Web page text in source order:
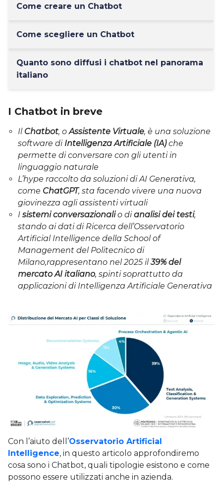
Come creare un Chatbot
Come scegliere un Chatbot
Quanto sono diffusi i chatbot nel panorama
italiano
I Chatbot in breve
Il Chatbot, oAssistente Virtuale, è una soluzione
software di Intelligenza Artificiale (IA)che
permette di conversare con gli utenti in
linguaggio naturale
L’hype raccolto da soluzioni di AI Generativa,
come ChatGPT, sta facendo vivere una nuova
giovinezza agli assistenti virtuali
I sistemi conversazionalio dianalisi dei testi,
stando ai dati di Ricerca dell’Osservatorio
Artificial Intelligence della School of
Management del Politecnico di
Milano,rappresentano nel 2025 il39% del
mercato AI italiano, spinti soprattutto da
applicazioni di Intelligenza Artificiale Generativa
Con l’aiuto dell’Osservatorio Artificial
Intelligence, in questo articolo approfondiremo
cosa sono i Chatbot, quali tipologie esistono e come
possono essere utilizzati anche in azienda.